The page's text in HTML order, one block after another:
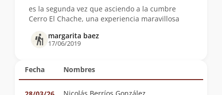
Fecha Nombres
es la segunda vez que asciendo a la cumbre
Cerro El Chache, una experiencia maravillosa
margarita baez
17/06/2019